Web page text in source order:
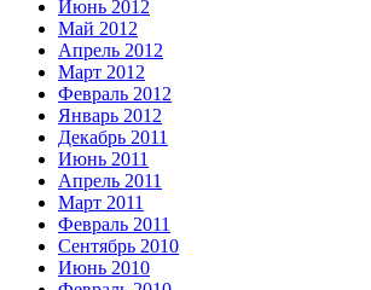
Июнь 2012
Май 2012
Апрель 2012
Март 2012
Февраль 2012
Январь 2012
Декабрь 2011
Июнь 2011
Апрель 2011
Март 2011
Февраль 2011
Сентябрь 2010
Июнь 2010